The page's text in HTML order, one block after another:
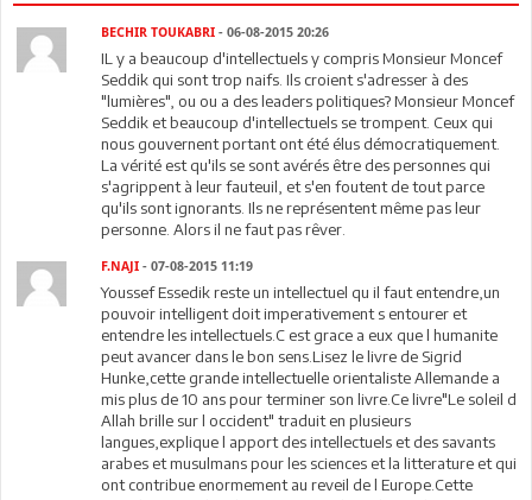
BECHIR TOUKABRI - 06-08-2015 20:26
IL y a beaucoup d'intellectuels y compris Monsieur Moncef
Seddik qui sont trop naifs. Ils croient s'adresser à des
"lumières", ou ou a des leaders politiques? Monsieur Moncef
Seddik et beaucoup d'intellectuels se trompent. Ceux qui
nous gouvernent portant ont été élus démocratiquement.
La vérité est qu'ils se sont avérés être des personnes qui
s'agrippent à leur fauteuil, et s'en foutent de tout parce
qu'ils sont ignorants. Ils ne représentent même pas leur
personne. Alors il ne faut pas rêver.
F.NAJI - 07-08-2015 11:19
Youssef Essedik reste un intellectuel qu il faut entendre,un
pouvoir intelligent doit imperativement s entourer et
entendre les intellectuels.C est grace a eux que l humanite
peut avancer dans le bon sens.Lisez le livre de Sigrid
Hunke,cette grande intellectuelle orientaliste Allemande a
mis plus de 10 ans pour terminer son livre.Ce livre"Le soleil d
Allah brille sur l occident" traduit en plusieurs
langues,explique l apport des intellectuels et des savants
arabes et musulmans pour les sciences et la litterature et qui
ont contribue enormement au reveil de l Europe.Cette